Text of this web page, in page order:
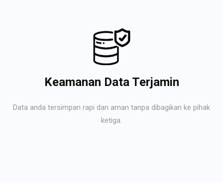
Keamanan Data Terjamin
Data anda tersimpan rapi dan aman tanpa dibagikan ke pihak
ketiga.